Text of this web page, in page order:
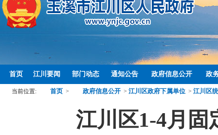
首页 江川要闻 部门动态 通知公告 政府信息公开 政
当前位置: 首页 > 政府信息公开 > 江川区政府下属单位 > 江川区
江川区1-4月固